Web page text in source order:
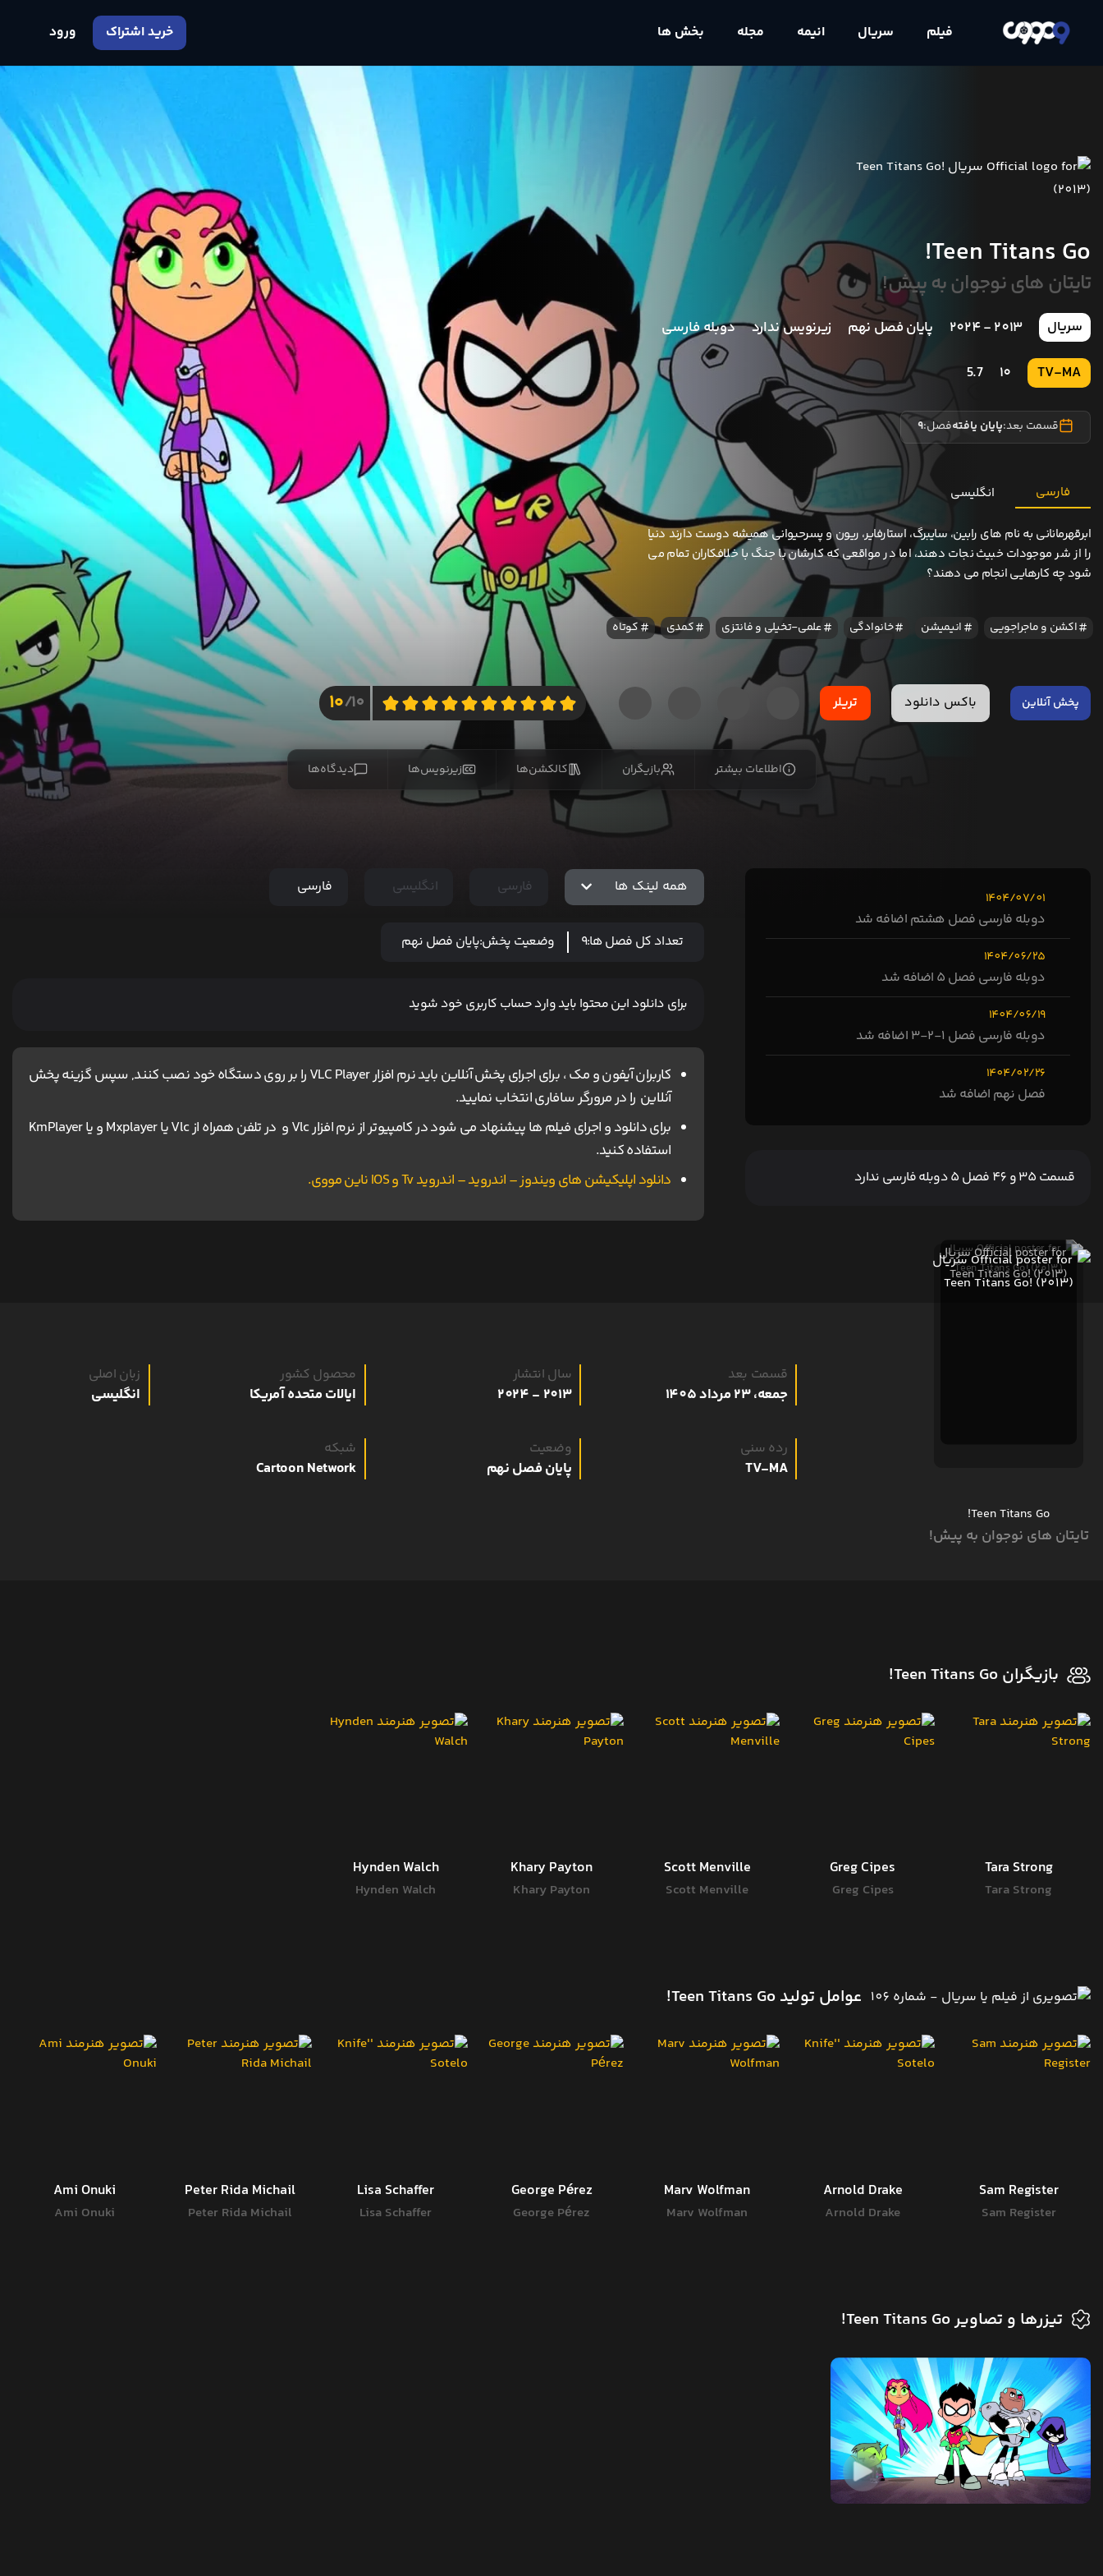
فیلم سریال انیمه مجله بخش ها خرید اشتراک ورود
Teen Titans Go!
تایتان های نوجوان به پیش!
سریال 2013 - 2024 پایان فصل نهم زیرنویس ندارد دوبله فارسی
TV-MA
10
5.7
قسمت بعد:پایان یافتهفصل:9
فارسی انگلیسی
ابرقهرمانانی به نام های رابین، سایبرگ، استارفایر، ریون و پسرحیوانی همیشه دوست دارند دنیا
را از شر موجودات خبیث نجات دهند، اما در مواقعی که کارشان با جنگ با خلافکاران تمام می
شود چه کارهایی انجام می دهند؟
اکشن و ماجراجویی انیمیشن خانوادگی علمی-تخیلی و فانتزی کمدی کوتاه
پخش آنلاین باکس دانلود تریلر 10/
10
اطلاعات بیشتر بازیگران کالکشن‌ها زیرنویس‌ها دیدگاه‌ها
1404/07/01
دوبله فارسی فصل هشتم اضافه شد
1404/06/25
دوبله فارسی فصل 5 اضافه شد
1404/06/19
دوبله فارسی فصل 1-2-3 اضافه شد
1404/02/26
فصل نهم اضافه شد
قسمت 35 و 46 فصل 5 دوبله فارسی ندارد
همه لینک ها فارسی انگلیسی فارسی
تعداد کل فصل ها:9 وضعیت پخش:پایان فصل نهم
برای دانلود این محتوا باید وارد حساب کاربری خود شوید
کاربران آیفون و مک ، برای اجرای پخش آنلاین باید نرم افزار VLC Player را بر روی دستگاه خود نصب کنند, سپس گزینه پخش
آنلاین را در مرورگر سافاری انتخاب نمایید.
برای دانلود و اجرای فیلم ها پیشنهاد می شود در کامپیوتر از نرم افزار Vlc و در تلفن همراه از Vlc یا Mxplayer و یا KmPlayer
استفاده کنید.
دانلود اپلیکیشن های ویندوز – اندروید – اندروید Tv و IOS ناین مووی.
Teen Titans Go!
تایتان های نوجوان به پیش!
قسمت بعد
جمعه، 23 مرداد 1405
سال انتشار
2013 - 2024
محصول کشور
ایالات متحده آمریکا
زبان اصلی
انگلیسی
رده سنی
TV-MA
وضعیت
پایان فصل نهم
شبکه
Cartoon Network
بازیگران Teen Titans Go!
Tara Strong
Tara Strong
Greg Cipes
Greg Cipes
Scott Menville
Scott Menville
Khary Payton
Khary Payton
Hynden Walch
Hynden Walch
عوامل تولید Teen Titans Go!
Sam Register
Sam Register
Arnold Drake
Arnold Drake
Marv Wolfman
Marv Wolfman
George Pérez
George Pérez
Lisa Schaffer
Lisa Schaffer
Peter Rida Michail
Peter Rida Michail
Ami Onuki
Ami Onuki
تیزرها و تصاویر Teen Titans Go!